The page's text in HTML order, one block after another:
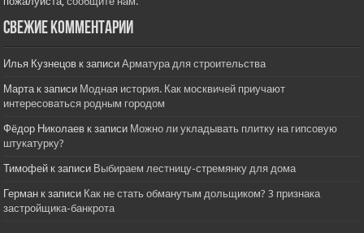
Свежие комментарии
Илья Кузнецов к записиАрматура для строительства
Мартак записи Модная история. Как москвичей приучают
интересоваться родным городом
Фёдор Николаев к записи Можно ли укладывать плитку на гипсовую
штукатурку?
Тимофей к записи Выбираем лестницу-стремянку для дома
Герман к записи Как не стать обманутым дольщиком? 3 признака
застройщика-банкрота